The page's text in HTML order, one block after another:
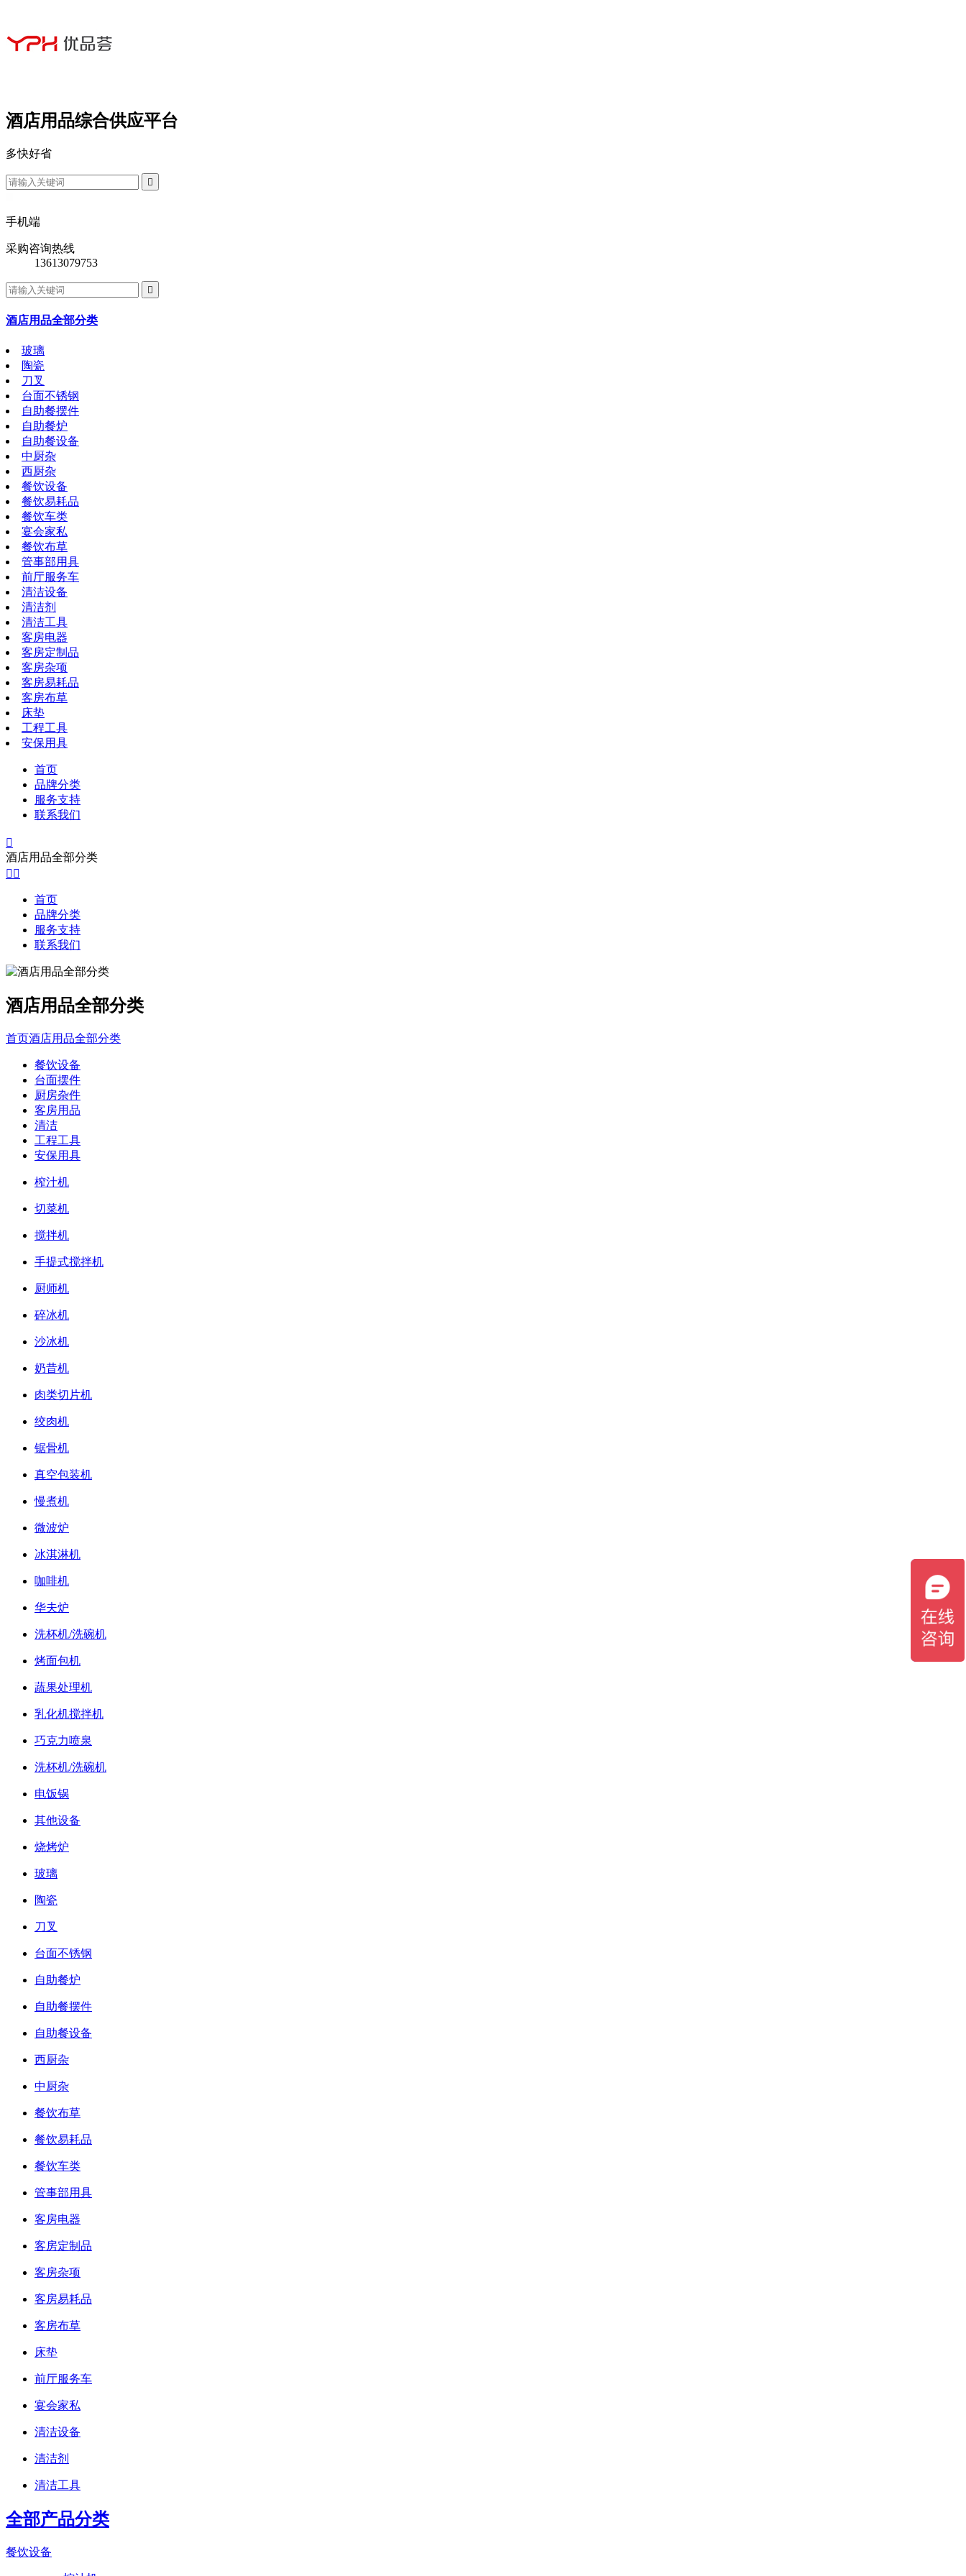
酒店用品综合供应平台
多快好省

手机端
采购咨询热线
13613079753

酒店用品全部分类
玻璃
陶瓷
刀叉
台面不锈钢
自助餐摆件
自助餐炉
自助餐设备
中厨杂
西厨杂
餐饮设备
餐饮易耗品
餐饮车类
宴会家私
餐饮布草
管事部用具
前厅服务车
清洁设备
清洁剂
清洁工具
客房电器
客房定制品
客房杂项
客房易耗品
客房布草
床垫
工程工具
安保用具
首页
品牌分类
服务支持
联系我们

酒店用品全部分类
 
首页
品牌分类
服务支持
联系我们
酒店用品全部分类
首页酒店用品全部分类
餐饮设备
台面摆件
厨房杂件
客房用品
清洁
工程工具
安保用具
榨汁机
切菜机
搅拌机
手提式搅拌机
厨师机
碎冰机
沙冰机
奶昔机
肉类切片机
绞肉机
锯骨机
真空包装机
慢煮机
微波炉
冰淇淋机
咖啡机
华夫炉
洗杯机/洗碗机
烤面包机
蔬果处理机
乳化机搅拌机
巧克力喷泉
洗杯机/洗碗机
电饭锅
其他设备
烧烤炉
玻璃
陶瓷
刀叉
台面不锈钢
自助餐炉
自助餐摆件
自助餐设备
西厨杂
中厨杂
餐饮布草
餐饮易耗品
餐饮车类
管事部用具
客房电器
客房定制品
客房杂项
客房易耗品
客房布草
床垫
前厅服务车
宴会家私
清洁设备
清洁剂
清洁工具
全部产品分类
餐饮设备